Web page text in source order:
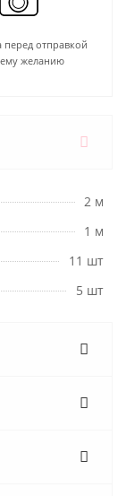
перед отправкой
желанию
2 м
1 м
11 шт
5 шт